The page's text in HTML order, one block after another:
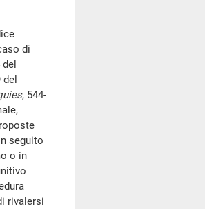
di
del
, 544-
seguito
o in
rivalersi